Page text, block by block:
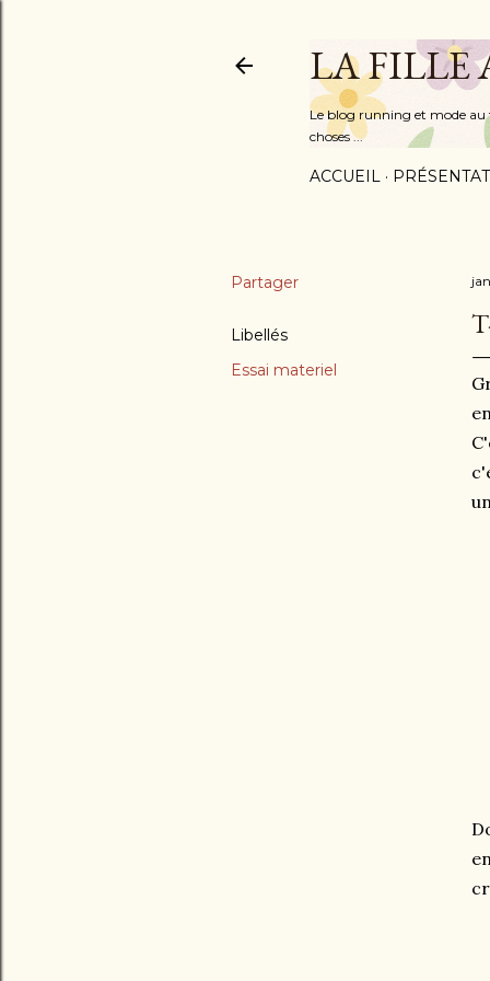
LA FILLE
Le blog running et mode au
choses ...
ACCUEIL
Partager
Libellés
Essai materiel